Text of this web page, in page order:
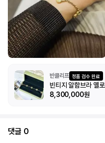
반클리프 정품 검수 완료
빈티지 알함브라 옐
8,300,000원
댓글 0